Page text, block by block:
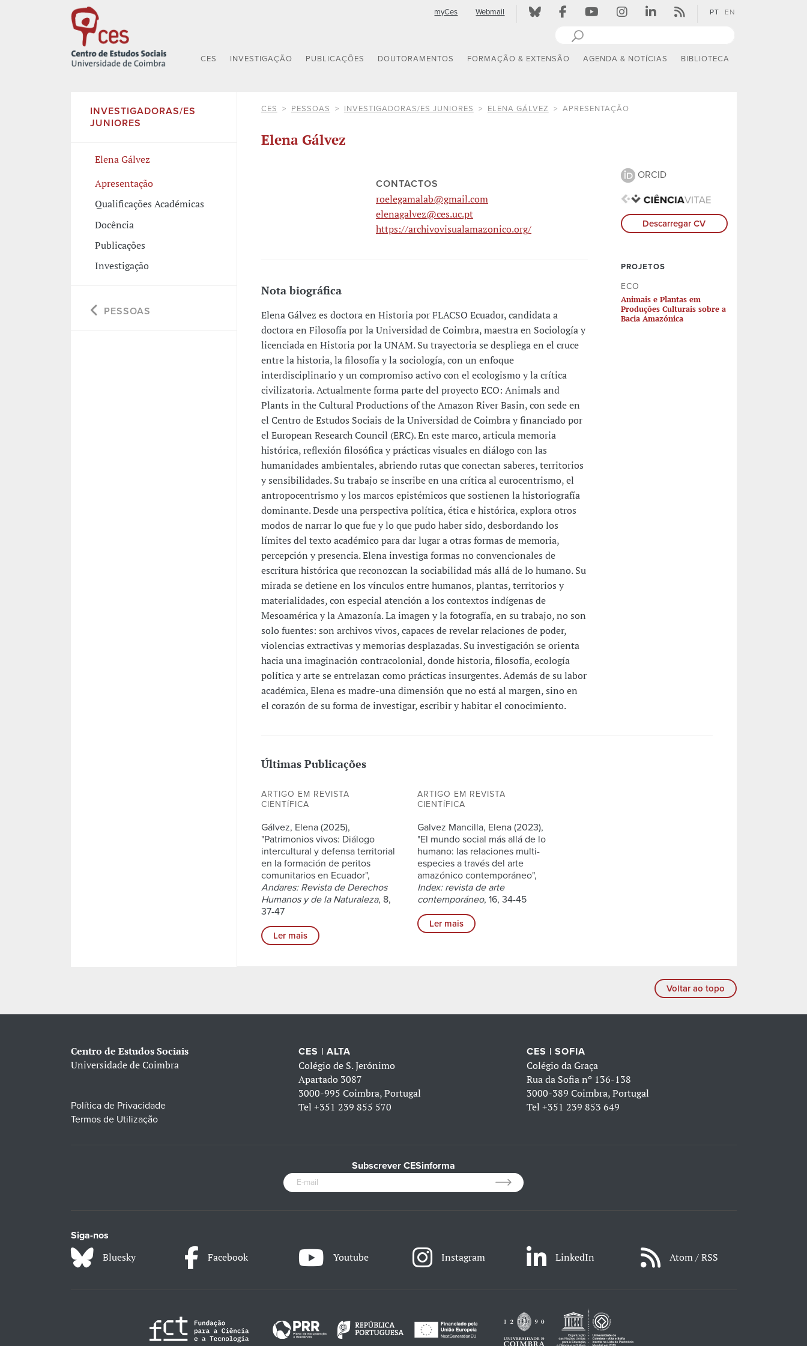
myCes Webmail PT EN
CES INVESTIGAÇÃO PUBLICAÇÕES DOUTORAMENTOS FORMAÇÃO & EXTENSÃO AGENDA & NOTÍCIAS BIBLIOTECA
INVESTIGADORAS/ES
JUNIORES
Elena Gálvez
Apresentação
Qualificações Académicas
Docência
Publicações
Investigação
PESSOAS
CES PESSOAS INVESTIGADORAS/ES JUNIORES ELENA GÁLVEZ APRESENTAÇÃO
Elena Gálvez
CONTACTOS
roelegamalab@gmail.com
elenagalvez@ces.uc.pt
https://archivovisualamazonico.org/
Nota biográfica
Elena Gálvez es doctora en Historia por FLACSO Ecuador, candidata a
doctora en Filosofía por la Universidad de Coimbra, maestra en Sociología y
licenciada en Historia por la UNAM. Su trayectoria se despliega en el cruce
entre la historia, la filosofía y la sociología, con un enfoque
interdisciplinario y un compromiso activo con el ecologismo y la crítica
civilizatoria. Actualmente forma parte del proyecto ECO: Animals and
Plants in the Cultural Productions of the Amazon River Basin, con sede en
el Centro de Estudos Sociais de la Universidad de Coimbra y financiado por
el European Research Council (ERC). En este marco, articula memoria
histórica, reflexión filosófica y prácticas visuales en diálogo con las
humanidades ambientales, abriendo rutas que conectan saberes, territorios
y sensibilidades. Su trabajo se inscribe en una crítica al eurocentrismo, el
antropocentrismo y los marcos epistémicos que sostienen la historiografía
dominante. Desde una perspectiva política, ética e histórica, explora otros
modos de narrar lo que fue y lo que pudo haber sido, desbordando los
límites del texto académico para dar lugar a otras formas de memoria,
percepción y presencia. Elena investiga formas no convencionales de
escritura histórica que reconozcan la sociabilidad más allá de lo humano. Su
mirada se detiene en los vínculos entre humanos, plantas, territorios y
materialidades, con especial atención a los contextos indígenas de
Mesoamérica y la Amazonía. La imagen y la fotografía, en su trabajo, no son
solo fuentes: son archivos vivos, capaces de revelar relaciones de poder,
violencias extractivas y memorias desplazadas. Su investigación se orienta
hacia una imaginación contracolonial, donde historia, filosofía, ecología
política y arte se entrelazan como prácticas insurgentes. Además de su labor
académica, Elena es madre-una dimensión que no está al margen, sino en
el corazón de su forma de investigar, escribir y habitar el conocimiento.
ORCID
Descarregar CV
PROJETOS
ECO
Animais e Plantas em
Produções Culturais sobre a
Bacia Amazónica
Últimas Publicações
ARTIGO EM REVISTA
CIENTÍFICA
Gálvez, Elena (2025),
"Patrimonios vivos: Diálogo
intercultural y defensa territorial
en la formación de peritos
comunitarios en Ecuador",
Andares: Revista de Derechos
Humanos y de la Naturaleza, 8,
37-47
Ler mais
ARTIGO EM REVISTA
CIENTÍFICA
Galvez Mancilla, Elena (2023),
"El mundo social más allá de lo
humano: las relaciones multi-
especies a través del arte
amazónico contemporáneo",
Index: revista de arte
contemporáneo, 16, 34-45
Ler mais
Voltar ao topo
Centro de Estudos Sociais
Universidade de Coimbra
Política de Privacidade
Termos de Utilização
CES | ALTA
Colégio de S. Jerónimo
Apartado 3087
3000-995 Coimbra, Portugal
Tel+351 239 855 570
CES | SOFIA
Colégio da Graça
Rua da Sofia nº 136-138
3000-389 Coimbra, Portugal
Tel +351 239 853 649
Subscrever CESinforma
Siga-nos
Bluesky Facebook Youtube Instagram LinkedIn Atom / RSS